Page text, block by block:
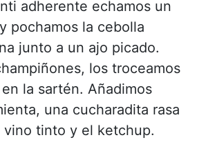
adherente echamos un
pochamos la cebolla
junto a un ajo picado.
los troceamos
la sartén. Añadimos
una cucharadita rasa
tinto y el ketchup.